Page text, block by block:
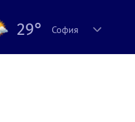
29° София